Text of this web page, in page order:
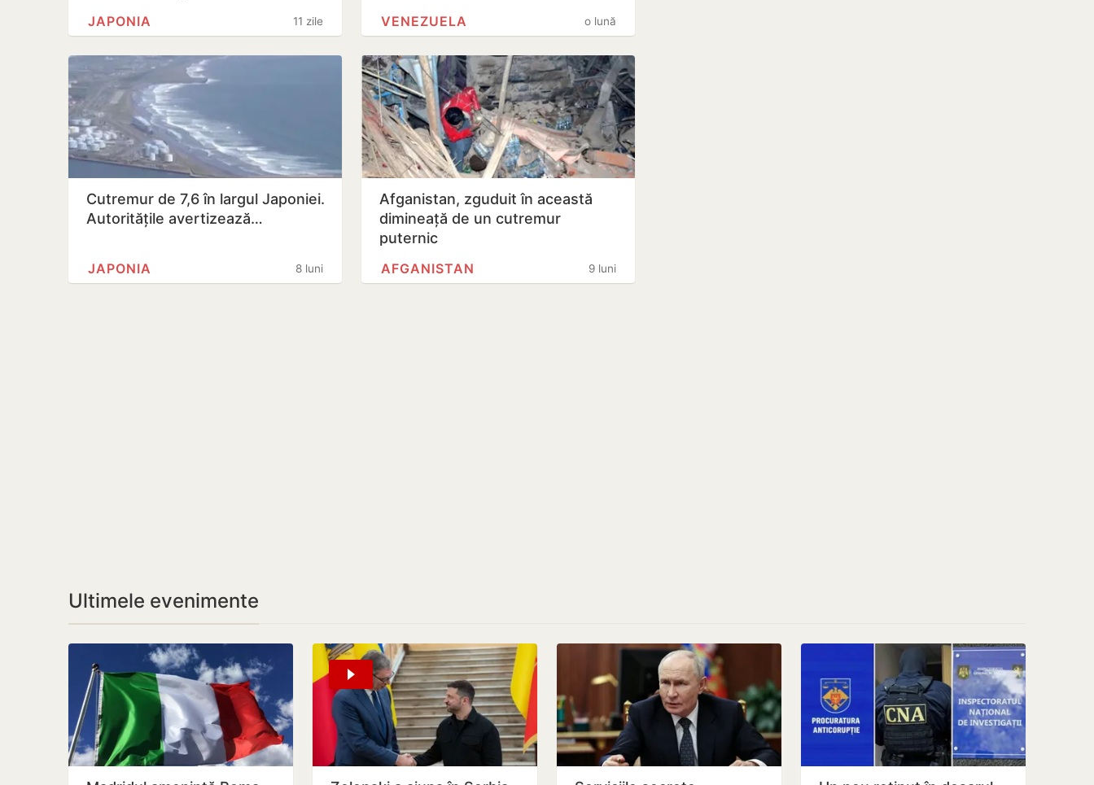
11 zile
JAPONIA o lună
VENEZUELA
Cutremur de 7,6 în largul Japoniei.
Autoritățile avertizează…
8 luni
JAPONIA
Afganistan, zguduit în această
dimineață de un cutremur
puternic
9 luni
AFGANISTAN
Ultimele evenimente